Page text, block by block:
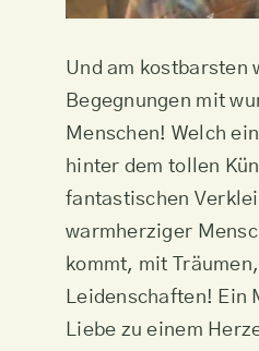
Und am kostbarsten
Begegnungen mit
Menschen! Welch
hinter dem tollen
fantastischen
warmherziger
kommt, mit
Leidenschaften! Ein
Liebe zu einem